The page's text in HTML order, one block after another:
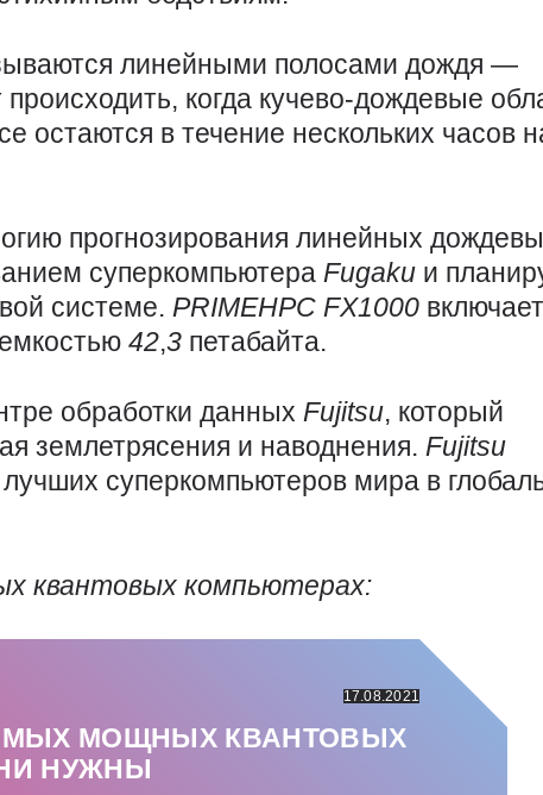
линейными полосами дождя —
когда кучево-дождевые
остаются в течение нескольких часов
прогнозирования линейных
суперкомпьютера Fugaku и
системе. PRIMEHPC FX1000 включает
42,3 петабайта.
обработки данных Fujitsu, который
землетрясения и наводнения. Fujitsu
лучших суперкомпьютеров мира в
квантовых компьютерах:
17.08.2021
МОЩНЫХ КВАНТОВЫХ
НУЖНЫ